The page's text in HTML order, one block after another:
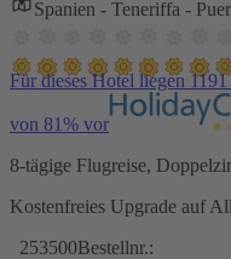
Spanien - Teneriffa -
Für dieses Hotel liegen
von 81% vor
8-tägige Flugreise,
Kostenfreies Upgrade auf
253500Bestellnr.: